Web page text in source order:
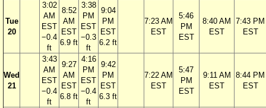
Tue
20
3:02
AM
EST
−0.4
ft
8:52
AM
EST
6.9 ft
3:38
PM
EST
−0.3
ft
9:04
PM
EST
6.2 ft
7:23 AM
EST
5:46
PM
EST
8:40 AM
EST
7:43 PM
EST
Wed
21
3:43
AM
EST
−0.4
ft
9:27
AM
EST
6.8 ft
4:16
PM
EST
−0.4
ft
9:42
PM
EST
6.3 ft
7:22 AM
EST
5:47
PM
EST
9:11 AM
EST
8:44 PM
EST